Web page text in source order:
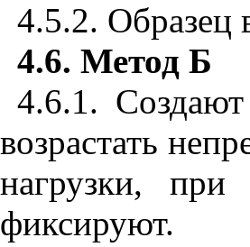
4.5.2. Образец
4.6. Метод Б
4.6.1. Создают
возрастать
нагрузки,при
фиксируют.